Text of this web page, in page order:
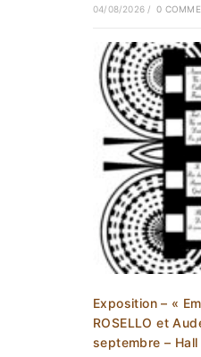
04/08/2026 / 0
Exposition – «
ROSELLO et
septembre –